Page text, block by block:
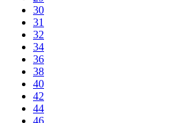
30
31
32
34
36
38
40
42
44
46